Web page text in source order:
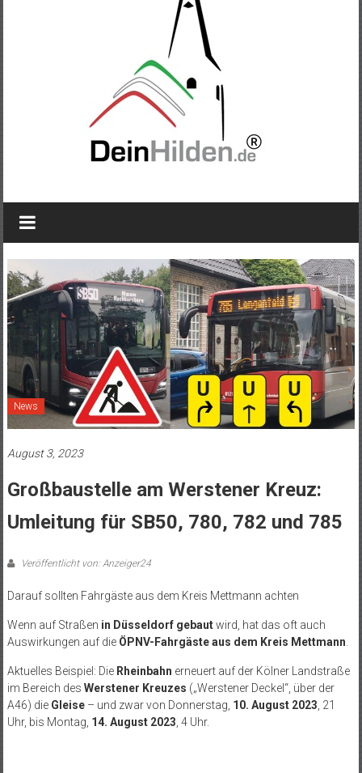
News
August 3, 2023
Großbaustelle am Werstener Kreuz:
Umleitung für SB50, 780, 782 und 785
Veröffentlicht von: Anzeiger24
Darauf sollten Fahrgäste aus dem Kreis Mettmann achten
Wenn auf Straßen in Düsseldorf gebautwird, hat das oft auch
Auswirkungen auf die ÖPNV-Fahrgäste aus dem Kreis Mettmann
Aktuelles Beispiel: Die Rheinbahn erneuert auf der Kölner Landstraße
im Bereich des Werstener Kreuzes („Werstener Deckel“, über der
A46) die Gleise– und zwar von Donnerstag, 10. August 2023 , 21
Uhr, bis Montag, 14. August 2023 , 4 Uhr.